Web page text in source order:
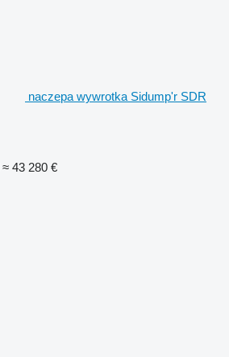
naczepa wywrotka Sidump'r SDR
≈ 43 280 €